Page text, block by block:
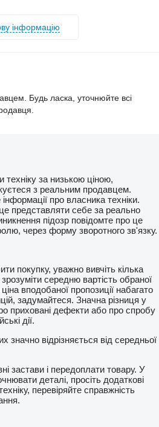
інформацію
Будь ласка, уточнюйте всі
за низькою ціною,
з реальним продавцем.
про власника техніки.
представляти себе за реально
підозр повідомте про це
через форму зворотного зв'язку.
покупку, уважно вивчіть кілька
середню вартість обраної
вподобаної пропозиції набагато
задумайтеся. Значна різниця у
приховані дефекти або про спробу
дії.
значно відрізняється від середньої
застави і передоплати товару. У
деталі, просіть додаткові
перевіряйте справжність